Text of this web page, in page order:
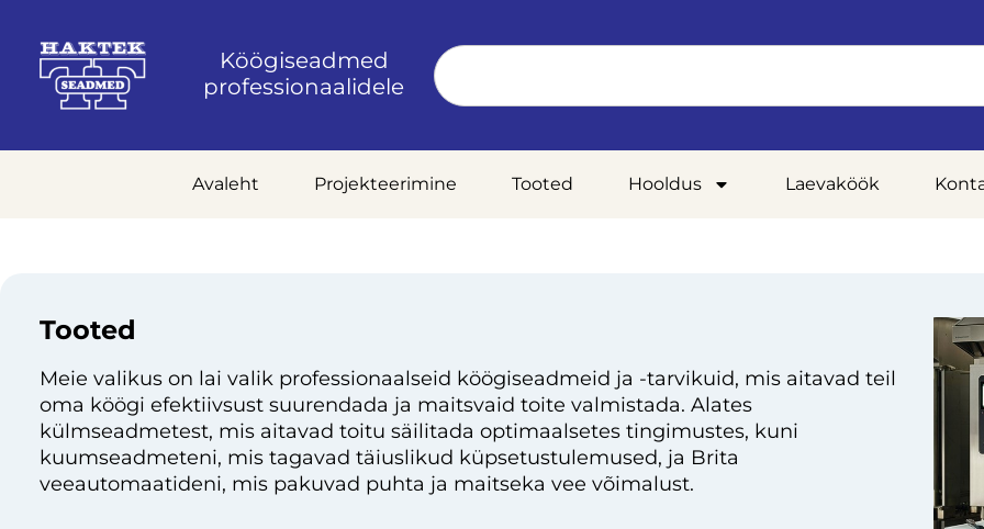
Köögiseadmed
professionaalidele
Avaleht Projekteerimine Tooted Hooldus Laevaköök
Tooted
Meie valikus on lai valik professionaalseid köögiseadmeid ja -tarvikuid, mis aitavad teil
oma köögi efektiivsust suurendada ja maitsvaid toite valmistada. Alates
külmseadmetest, mis aitavad toitu säilitada optimaalsetes tingimustes, kuni
kuumseadmeteni, mis tagavad täiuslikud küpsetustulemused, ja Brita
veeautomaatideni, mis pakuvad puhta ja maitseka vee võimalust.